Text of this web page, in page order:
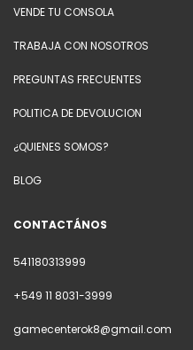
VENDE TU CONSOLA
TRABAJA CON NOSOTROS
PREGUNTAS FRECUENTES
POLITICA DE DEVOLUCION
¿QUIENES SOMOS?
BLOG
CONTACTÁNOS
541180313999
+549 11 8031-3999
gamecenterok8@gmail.com